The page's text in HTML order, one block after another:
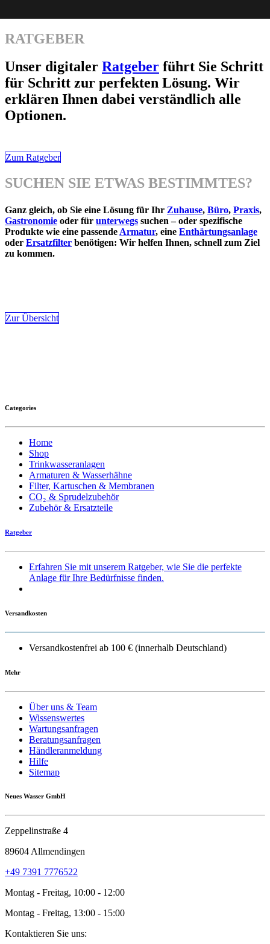
RATGEBER
Unser digitaler Ratgeber führt Sie Schritt
für Schritt zur perfekten Lösung. Wir
erklären Ihnen dabei verständlich alle
Optionen.
Zum Ratgeber
SUCHEN SIE ETWAS BESTIMMTES?
Ganz gleich, ob Sie eine Lösung für Ihr Zuhause, Büro, Praxis,
Gastronomie oder für unterwegs suchen – oder spezifische
Produkte wie eine passende Armatur, eine Enthärtungsanlage
oder Ersatzfilter benötigen: Wir helfen Ihnen, schnell zum Ziel
zu kommen.
Zur Übersicht
Categories
Home
Shop
Trinkwasseranlagen
Armaturen & Wasserhähne
Filter, Kartuschen & Membranen
CO₂ & Sprudelzubehör
Zubehör & Ersatzteile
Ratgeber
Erfahren Sie mit unserem Ratgeber, wie Sie die perfekte
Anlage für Ihre Bedürfnisse finden.
Versandkosten
Versandkostenfrei ab 100 € (innerhalb Deutschland)
Mehr
Über uns & Team
Wissenswertes
Wartungsanfragen
Beratungsanfragen
Händleranmeldung
Hilfe
Sitemap
Neues Wasser GmbH
Zeppelinstraße 4
89604 Allmendingen
+49 7391 7776522
Montag - Freitag, 10:00 - 12:00
Montag - Freitag, 13:00 - 15:00
Kontaktieren Sie uns: